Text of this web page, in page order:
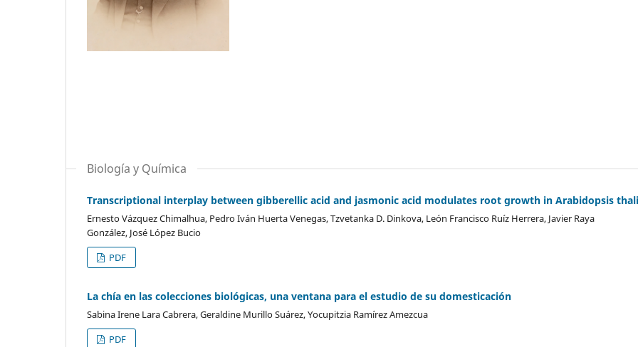
Biología y Química
Transcriptional interplay between gibberellic acid and jasmonic acid modulates root growth in Arabidopsis
Ernesto Vázquez Chimalhua, Pedro Iván Huerta Venegas, Tzvetanka D. Dinkova, León Francisco Ruíz Herrera, Javier Raya
González, José López Bucio
PDF
La chía en las colecciones biológicas, una ventana para el estudio de su domesticación
Sabina Irene Lara Cabrera, Geraldine Murillo Suárez, Yocupitzia Ramírez Amezcua
PDF